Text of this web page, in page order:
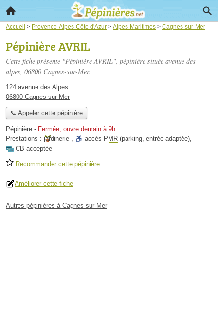
Accueil > Provence-Alpes-Côte d'Azur > Alpes-Maritimes > Cagnes-sur-Mer
Pépinière AVRIL
Cette fiche présente "Pépinière AVRIL", pépinière située avenue des
alpes, 06800 Cagnes-sur-Mer.
124 avenue des Alpes
06800 Cagnes-sur-Mer
📞 Appeler cette pépinière
Pépinière - Fermée, ouvre demain à 9h
Prestations : jardinerie , accès PMR (parking, entrée adaptée),
CB acceptée
Recommander cette pépinière
Améliorer cette fiche
Autres pépinières à Cagnes-sur-Mer